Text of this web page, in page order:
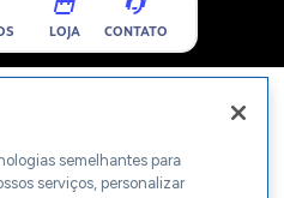
LOJA CONTATO
semelhantes para
serviços, personalizar